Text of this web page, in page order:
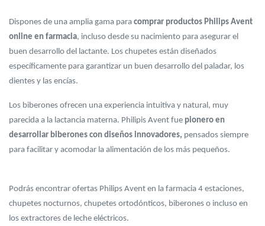
Dispones de una amplia gama para comprar productos Philips Avent
online en farmacia, incluso desde su nacimiento para asegurar el
buen desarrollo del lactante. Los chupetes están diseñados
específicamente para garantizar un buen desarrollo del paladar, los
dientes y las encías.
Los biberones ofrecen una experiencia intuitiva y natural, muy
parecida a la lactancia materna. Philipis Avent fue pionero en
desarrollar biberones con diseños innovadores, pensados siempre
para facilitar y acomodar la alimentación de los más pequeños.
Podrás encontrar ofertas Philips Avent en la farmacia 4 estaciones,
chupetes nocturnos, chupetes ortodónticos, biberones o incluso en
los extractores de leche eléctricos.